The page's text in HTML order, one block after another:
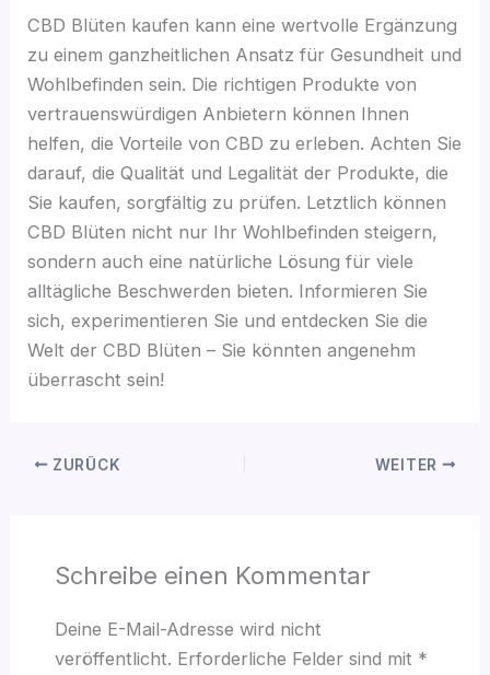
CBD Blüten kaufen kann eine wertvolle Ergänzung
zu einem ganzheitlichen Ansatz für Gesundheit und
Wohlbefinden sein. Die richtigen Produkte von
vertrauenswürdigen Anbietern können Ihnen
helfen, die Vorteile von CBD zu erleben. Achten Sie
darauf, die Qualität und Legalität der Produkte, die
Sie kaufen, sorgfältig zu prüfen. Letztlich können
CBD Blüten nicht nur Ihr Wohlbefinden steigern,
sondern auch eine natürliche Lösung für viele
alltägliche Beschwerden bieten. Informieren Sie
sich, experimentieren Sie und entdecken Sie die
Welt der CBD Blüten – Sie könnten angenehm
überrascht sein!
ZURÜCK WEITER
Schreibe einen Kommentar
Deine E-Mail-Adresse wird nicht
veröffentlicht. Erforderliche Felder sind mit *